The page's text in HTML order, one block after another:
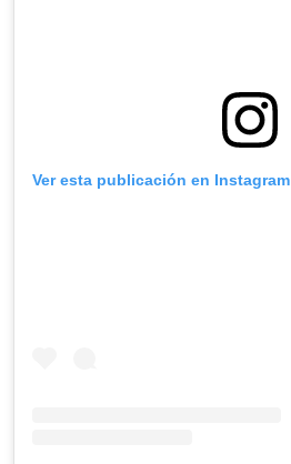
Ver esta publicación en Instagram